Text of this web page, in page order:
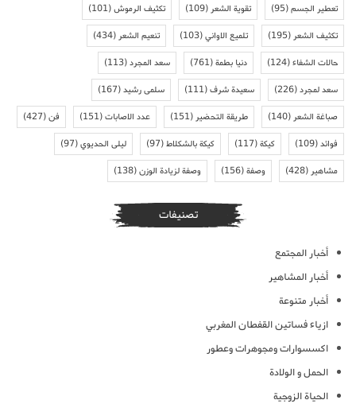
تعطير الجسم(95) تقوية الشعر(109) تكثيف الرموش(101)
تكثيف الشعر(195) تلميع الاواني(103) تنعيم الشعر(434)
حالات الشفاء(124) دنيا بطمة(761) سعد المجرد(113)
سعد لمجرد(226) سعيدة شرف(111) سلمى رشيد(167)
صباغة الشعر(140) طريقة التحضير(151) عدد الاصابات(151) فن(427)
فوائد(109) كيكة(117) كيكة بالشكلاط(97) ليلى الحديوي(97)
مشاهير(428) وصفة(156) وصفة لزيادة الوزن(138)
تصنيفات
أخبار المجتمع
أخبار المشاهير
أخبار متنوعة
ازياء فساتين القفطان المغربي
اكسسوارات ومجوهرات وعطور
الحمل و الولادة
الحياة الزوجية